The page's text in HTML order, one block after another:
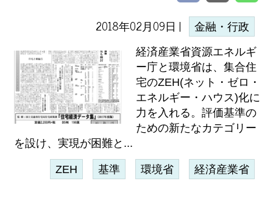
2018年02月09日 | 金融・行政
経済産業省資源エネルギ
ー庁と環境省は、集合住
宅のZEH(ネット・ゼロ・
エネルギー・ハウス)化に
力を入れる。評価基準の
ための新たなカテゴリー
を設け、実現が困難と...
ZEH 基準 環境省 経済産業省